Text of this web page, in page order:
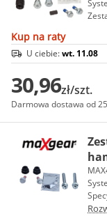
Kup na raty
U ciebie:wt. 11.08
30,96zł/szt.
Darmowa dostawa od